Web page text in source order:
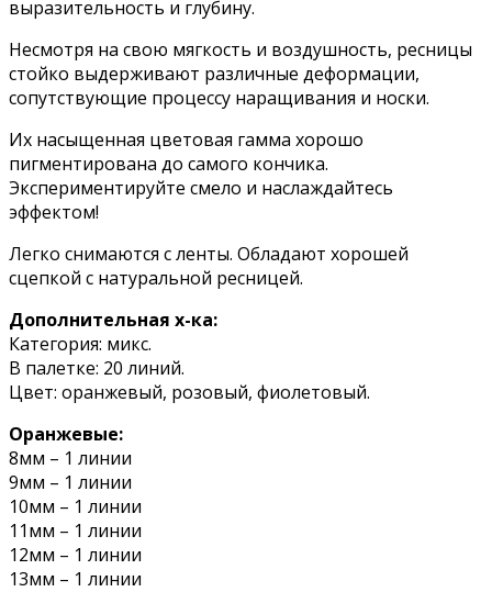
выразительность и глубину.
Несмотря на свою мягкость и воздушность, ресницы
стойко выдерживают различные деформации,
сопутствующие процессу наращивания и носки.
Их насыщенная цветовая гамма хорошо
пигментирована до самого кончика.
Экспериментируйте смело и наслаждайтесь
эффектом!
Легко снимаются с ленты. Обладают хорошей
сцепкой с натуральной ресницей.
Дополнительная х-ка:
Категория: микс.
В палетке: 20 линий.
Цвет: оранжевый, розовый, фиолетовый.
Оранжевые:
8мм – 1 линии
9мм – 1 линии
10мм – 1 линии
11мм – 1 линии
12мм – 1 линии
13мм – 1 линии